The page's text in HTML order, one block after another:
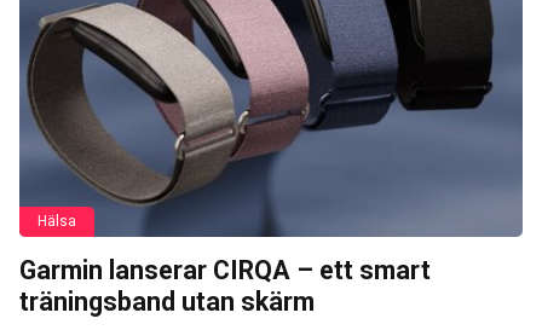
Hälsa
Garmin lanserar CIRQA – ett smart
träningsband utan skärm